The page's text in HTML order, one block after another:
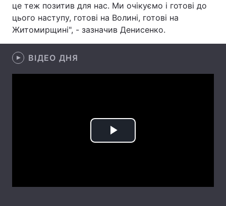
Регіони
Лонгріди
Відео з Youtube
це теж позитив для нас. Ми очікуємо і готові до
цього наступу, готові на Волині, готові на
Житомирщині", - зазначив Денисенко.
ВІДЕО ДНЯ
Play